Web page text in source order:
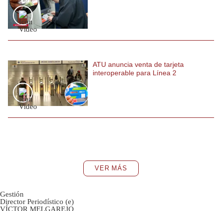
ATU anuncia venta de tarjeta
interoperable para Línea 2
VER MÁS
Gestión
Director Periodístico (e)
VÍCTOR MELGAREJO